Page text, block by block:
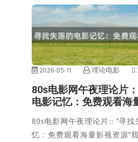
2026-05-11 理论电影
80s电影网午夜理论片
电影记忆：免费观看海
80s电影网午夜理论片:: "寻找
忆：免费观看海量影视资源"